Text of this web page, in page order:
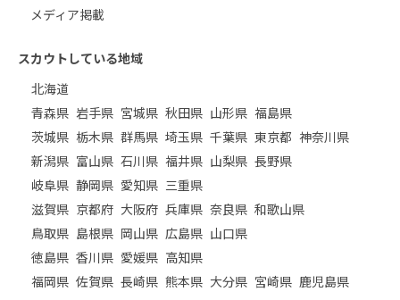
メディア掲載
スカウトしている地域
北海道
青森県 岩手県 宮城県 秋田県 山形県 福島県
茨城県 栃木県 群馬県 埼玉県 千葉県 東京都 神奈川県
新潟県 富山県 石川県 福井県 山梨県 長野県
岐阜県 静岡県 愛知県 三重県
滋賀県 京都府 大阪府 兵庫県 奈良県 和歌山県
鳥取県 島根県 岡山県 広島県 山口県
徳島県 香川県 愛媛県 高知県
福岡県 佐賀県 長崎県 熊本県 大分県 宮崎県 鹿児島県